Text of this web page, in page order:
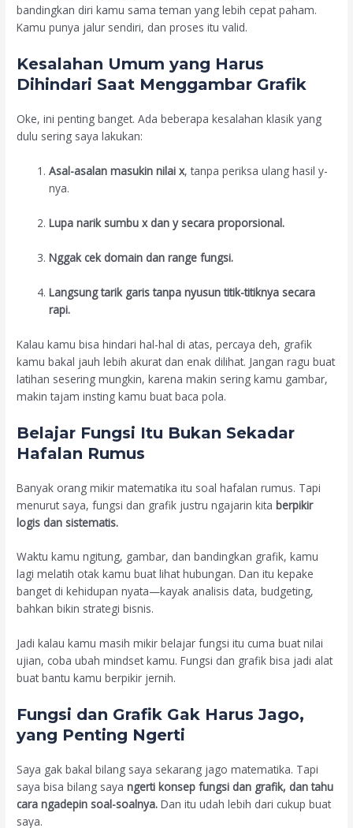
bandingkan diri kamu sama teman yang lebih cepat paham.
Kamu punya jalur sendiri, dan proses itu valid.
Kesalahan Umum yang Harus
Dihindari Saat Menggambar Grafik
Oke, ini penting banget. Ada beberapa kesalahan klasik yang
dulu sering saya lakukan:
Asal-asalan masukin nilai x, tanpa periksa ulang hasil y-
nya.
Lupa narik sumbu x dan y secara proporsional.
Nggak cek domain dan range fungsi.
Langsung tarik garis tanpa nyusun titik-titiknya secara
rapi.
Kalau kamu bisa hindari hal-hal di atas, percaya deh, grafik
kamu bakal jauh lebih akurat dan enak dilihat. Jangan ragu buat
latihan sesering mungkin, karena makin sering kamu gambar,
makin tajam insting kamu buat baca pola.
Belajar Fungsi Itu Bukan Sekadar
Hafalan Rumus
Banyak orang mikir matematika itu soal hafalan rumus. Tapi
menurut saya, fungsi dan grafik justru ngajarin kitaberpikir
logis dan sistematis.
Waktu kamu ngitung, gambar, dan bandingkan grafik, kamu
lagi melatih otak kamu buat lihat hubungan. Dan itu kepake
banget di kehidupan nyata—kayak analisis data, budgeting,
bahkan bikin strategi bisnis.
Jadi kalau kamu masih mikir belajar fungsi itu cuma buat nilai
ujian, coba ubah mindset kamu. Fungsi dan grafik bisa jadi alat
buat bantu kamu berpikir jernih.
Fungsi dan Grafik Gak Harus Jago,
yang Penting Ngerti
Saya gak bakal bilang saya sekarang jago matematika. Tapi
saya bisa bilang sayangerti konsep fungsi dan grafik, dan tahu
cara ngadepin soal-soalnya. Dan itu udah lebih dari cukup buat
saya.